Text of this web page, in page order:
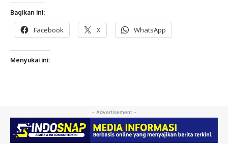
Bagikan ini:
Facebook X WhatsApp
Menyukai ini:
- Advertisement -